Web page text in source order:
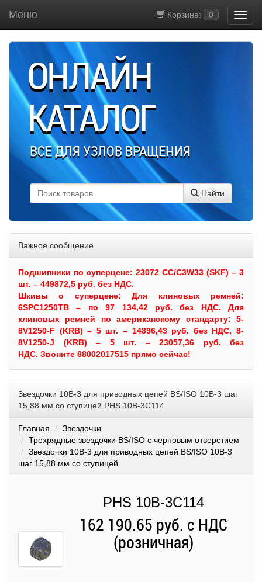
Корзина: 0
Меню
ОНЛАЙН
КАТАЛОГ
ВСЕ ДЛЯ УЗЛОВ ВРАЩЕНИЯ
Найти
Важное сообщение
Подшипники по суперцене: 23072 CC/C3W33 (SKF) – 3
шт. – 449872,5 руб. без НДС.
Шкивыо суперцене:Для клиновых ремней:
6SPC1250TB – по 97 134,42 руб. без НДС. Для
клиновых ремней по американскому стандарту: 5-
8V1250-F (KRB) – 5 шт. – 14896,43 руб. без НДС, 8-
8V1250-J (KRB) – 5 шт. – 23057,36 руб. без
НДС. Звоните 88002017515 прямо сейчас!
Звездочки 10B-3 для приводных цепей BS/ISO 10B-3 шаг
15,88 мм со ступицей PHS 10B-3C114
Главная
Звездочки
Трехрядные звездочки BS/ISO с черновым отверстием
Звездочки 10B-3 для приводных цепей BS/ISO 10B-3
шаг 15,88 мм со ступицей
PHS 10B-3C114
162 190.65 руб. с НДС
(розничная)